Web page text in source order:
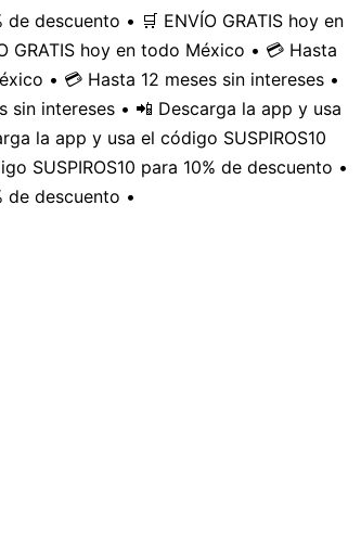
descuento • 🛒 ENVÍO GRATIS hoy en
GRATIS hoy en todo México • 💳 Hasta
• 💳 Hasta 12 meses sin intereses •
sin intereses • 📲 Descarga la app y usa
la app y usa el código SUSPIROS10
SUSPIROS10 para 10% de descuento •
de descuento •